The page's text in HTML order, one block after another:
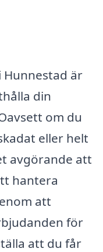
är
din
om du
eller helt
avgörande att
hantera
att
för
att du får